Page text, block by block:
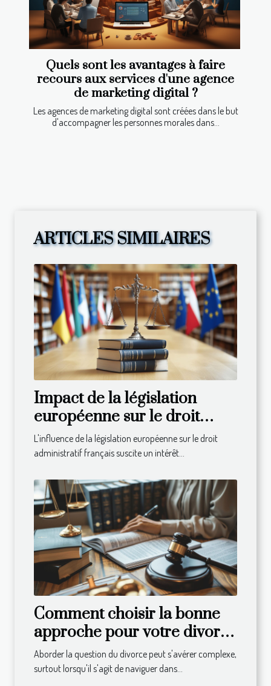
Quels sont les avantages à faire
recours aux services d'une agence
de marketing digital ?
Les agences de marketing digital sont créées dans le but
d'accompagner les personnes morales dans...
ARTICLES SIMILAIRES
Impact de la législation
européenne sur le droit
administratif français
L'influence de la législation européenne sur le droit
administratif français suscite un intérêt...
Comment choisir la bonne
approche pour votre divorce
en droit suisse
Aborder la question du divorce peut s'avérer complexe,
surtout lorsqu'il s'agit de naviguer dans...